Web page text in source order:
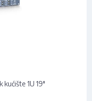
kućište 1U 19"